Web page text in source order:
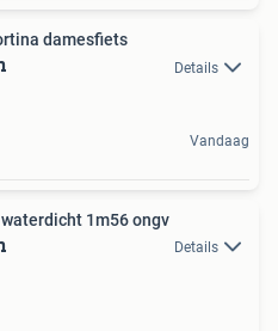
damesfiets
Details
Vandaag
1m56 ongv
Details